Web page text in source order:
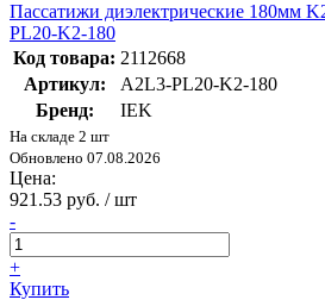
Пассатижи диэлектрические 180мм
PL20-K2-180
Код товара: 2112668
Артикул:
A2L3-PL20-K2-180
Бренд:
IEK
На складе 2 шт
Обновлено 07.08.2026
Цена:
921.53 руб. / шт
-
+
Купить